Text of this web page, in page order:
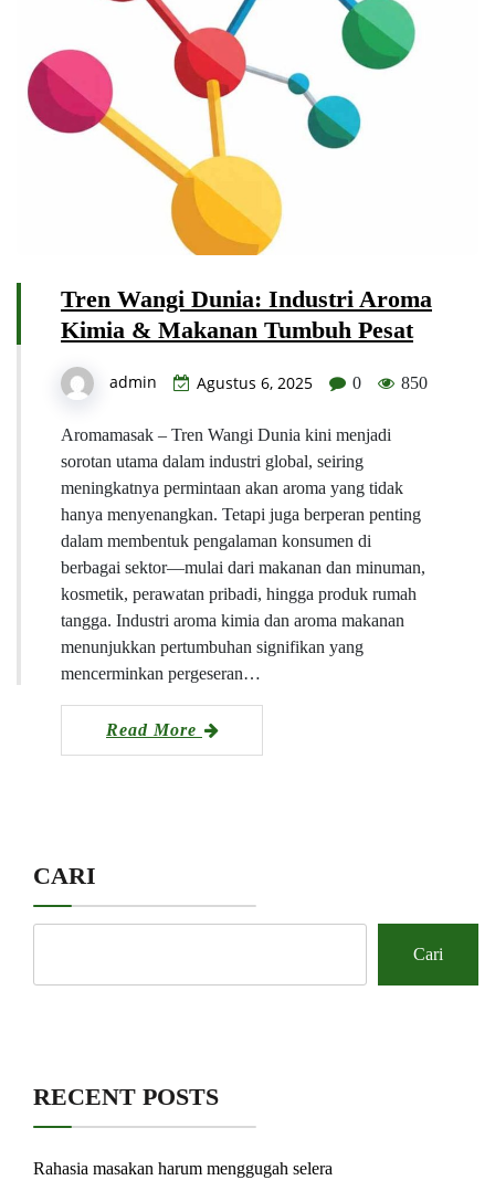
Tren Wangi Dunia: Industri Aroma
Kimia & Makanan Tumbuh Pesat
admin Agustus 6, 2025 0 850
Aromamasak – Tren Wangi Dunia kini menjadi
sorotan utama dalam industri global, seiring
meningkatnya permintaan akan aroma yang tidak
hanya menyenangkan. Tetapi juga berperan penting
dalam membentuk pengalaman konsumen di
berbagai sektor—mulai dari makanan dan minuman,
kosmetik, perawatan pribadi, hingga produk rumah
tangga. Industri aroma kimia dan aroma makanan
menunjukkan pertumbuhan signifikan yang
mencerminkan pergeseran…
Read More
CARI
Cari
RECENT POSTS
Rahasia masakan harum menggugah selera